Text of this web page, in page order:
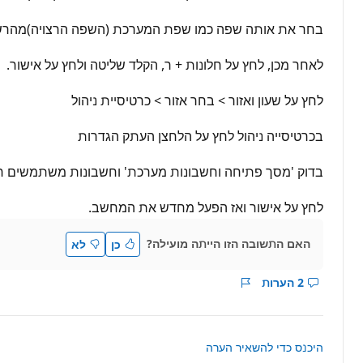
בחר את אותה שפה כמו שפת המערכת (השפה
לאחר מכן, לחץ על חלונות + ר, הקלד שליטה ולחץ על אישור.
לחץ על שעון ואזור > בחר אזור > כרטיסיית ניהול
בכרטיסייה ניהול לחץ על הלחצן העתק הגדרות
בדוק 'מסך פתיחה וחשבונות מערכת' וחשבונות משתמשים
לחץ על אישור ואז הפעל מחדש את המחשב.
האם התשובה הזו הייתה מועילה? כן לא
2 הערות הצג
תשובה
דוח
היכנס כדי להשאיר הערה